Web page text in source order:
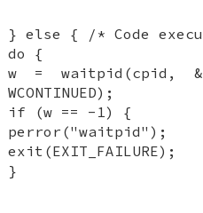
} else { /* Code
do {
w = waitpid(cpid,
WCONTINUED);
if (w == -1) {
perror("waitpid");
exit(EXIT_FAILURE);
}